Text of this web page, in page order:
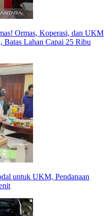
Ormas, Koperasi, dan UKM
Lahan Capai 25 Ribu
untuk UKM, Pendanaan